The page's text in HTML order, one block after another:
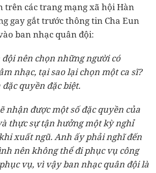
trên các trang mạng xã hội Hàn
gay gắt trước thông tin Cha Eun
ban nhạc quân đội:
nên chọn những người có
nhạc, tại sao lại chọn một ca sĩ?
quyền đặc biệt.
nhận được một số đặc quyền của
thực sự tận hưởng một kỳ nghỉ
xuất ngũ. Anh ấy phải nghĩ đến
nên không thể đi phục vụ công
vụ, vì vậy ban nhạc quân đội là